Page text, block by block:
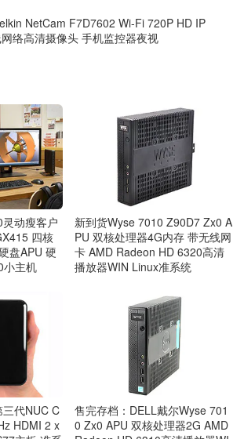
NetCam F7D7602 Wi-Fi 720P HD IP
络高清摄像头 手机监控器夜视
动瘦客户
四核
盘APU 硬
小主机
新到货Wyse 7010 Z90D7 Zx0 A
PU 双核处理器4G内存 带无线网
卡 AMD Radeon HD 6320高清
播放器WIN Linux准系统
代NUC C
HDMI 2 x
售完存档：DELL戴尔Wyse 701
0 Zx0 APU 双核处理器2G AMD